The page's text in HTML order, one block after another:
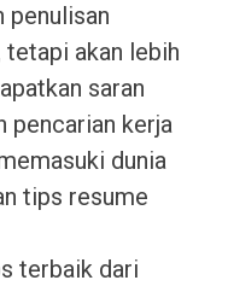
penulisan
akan lebih
saran
pencarian kerja
dunia
tips resume
terbaik dari